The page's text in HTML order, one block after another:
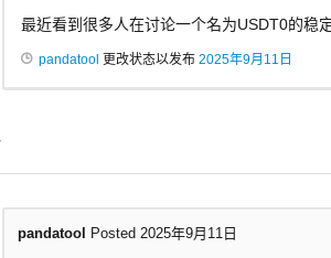
最近看到很多人在讨论一个名为USDT0的稳
pandatool 更改状态以发布 2025年9月11日
pandatool Posted 2025年9月11日